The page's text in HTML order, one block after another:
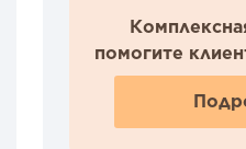
помогите